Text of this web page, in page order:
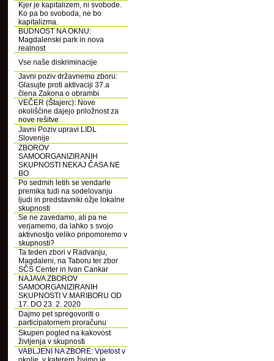
Kjer je kapitalizem, ni svobode.
Ko pa bo svoboda, ne bo
kapitalizma.
BUDNOST NA OKNU:
Magdalenski park in nova
realnost
Vse naše diskriminacije
Javni poziv državnemu zboru:
Glasujte proti aktivaciji 37.a
člena Zakona o obrambi
VEČER (Štajerc): Nove
okoliščine dajejo priložnost za
nove rešitve
Javni Poziv upravi LIDL
Slovenije
ZBOROV
SAMOORGANIZIRANIH
SKUPNOSTI NEKAJ ČASA NE
BO
Po sedmih letih se vendarle
premika tudi na sodelovanju
ljudi in predstavniki ožje lokalne
skupnosti
Se ne zavedamo, ali pa ne
verjamemo, da lahko s svojo
aktivnostjo veliko pripomoremo v
skupnosti?
Ta teden zbori v Radvanju,
Magdaleni, na Taboru ter zbor
SČS Center in Ivan Cankar
NAJAVA ZBOROV
SAMOORGANIZIRANIH
SKUPNOSTI V MARIBORU OD
17. DO 23. 2. 2020
Dajmo pet spregovoriti o
participatornem proračunu
Skupen pogled na kakovost
življenja v skupnosti
VABLJENI NA ZBORE: Vpetost v